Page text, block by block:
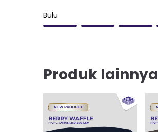
Bulu
Produk lainnya